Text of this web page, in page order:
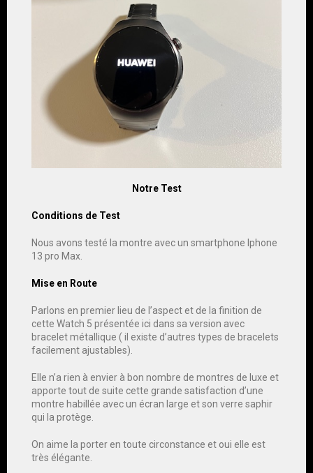
Notre Test
Conditions de Test
Nous avons testé la montre avec un smartphone Iphone
13 pro Max.
Mise en Route
Parlons en premier lieu de l’aspect et de la finition de
cette Watch 5 présentée ici dans sa version avec
bracelet métallique ( il existe d’autres types de bracelets
facilement ajustables).
Elle n’a rien à envier à bon nombre de montres de luxe et
apporte tout de suite cette grande satisfaction d’une
montre habillée avec un écran large et son verre saphir
qui la protège.
On aime la porter en toute circonstance et oui elle est
très élégante.